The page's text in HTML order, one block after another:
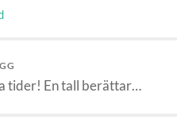
tider! En tall berättar…